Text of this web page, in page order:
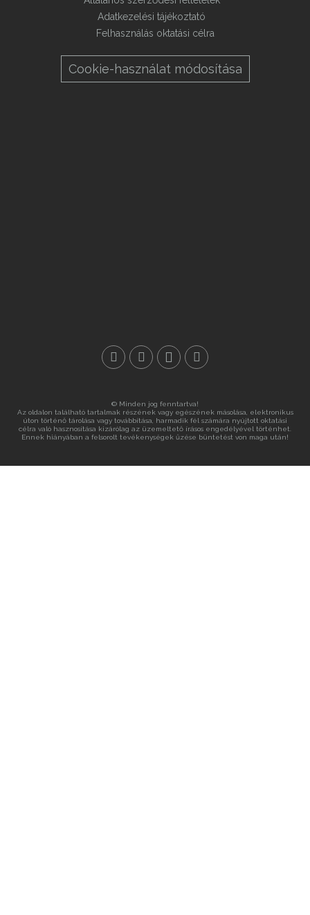
Adatkezelési tájékoztató
Felhasználás oktatási célra
Cookie-használat módosítása
© Minden jog fenntartva!
Az oldalon található tartalmak részének vagy egészének másolása, elektronikus
úton történő tárolása vagy továbbítása, harmadik fél számára nyújtott oktatási
célra való hasznosítása kizárólag az üzemeltető írásos engedélyével történhet.
Ennek hiányában a felsorolt tevékenységek űzése büntetést von maga után!